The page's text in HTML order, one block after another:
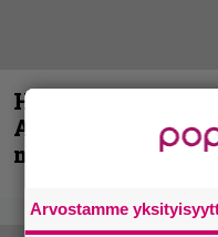
Hellsinki Metal
Accept, Carcass,
muita
Arvostamme